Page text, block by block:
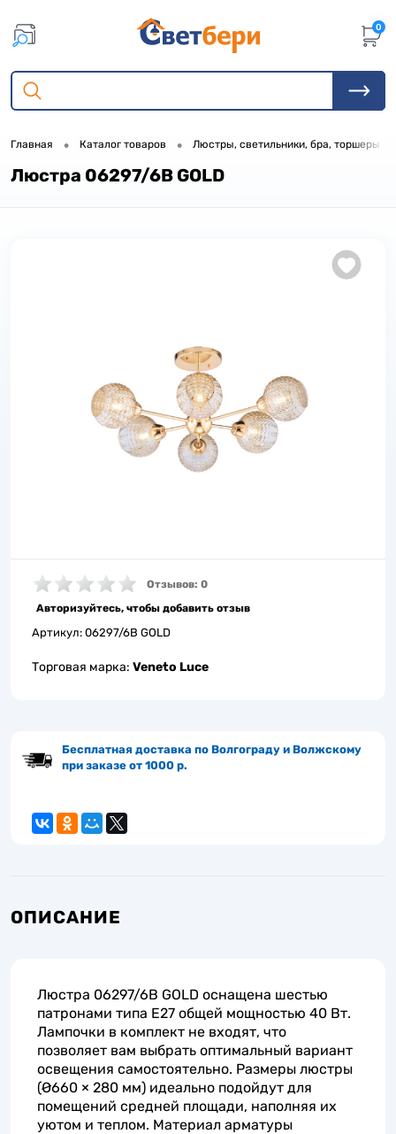
0
Главная • Каталог товаров • Люстры, светильники, бра, торшеры
Люстра 06297/6B GOLD
Отзывов: 0
Авторизуйтесь, чтобы добавить отзыв
Артикул: 06297/6B GOLD
Торговая марка: Veneto Luce
Бесплатная доставка по Волгограду и Волжскому
при заказе от 1000 р.
ОПИСАНИЕ
Люстра 06297/6B GOLD оснащена шестью
патронами типа E27 общей мощностью 40 Вт.
Лампочки в комплект не входят, что
позволяет вам выбрать оптимальный вариант
освещения самостоятельно. Размеры люстры
(Ø660 × 280 мм) идеально подойдут для
помещений средней площади, наполняя их
уютом и теплом. Материал арматуры